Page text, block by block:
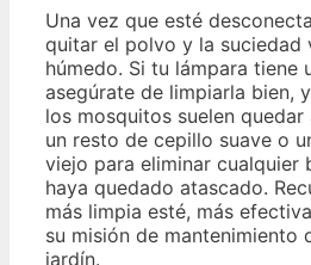
Una vez que esté
quitar el polvo y la suciedad
húmedo. Si tu lámpara tiene
asegúrate de limpiarla bien,
los mosquitos suelen
un resto de cepillo suave o
viejo para eliminar cualquier
haya quedado atascado.
más limpia esté, más
su misión de mantenimiento
jardín.